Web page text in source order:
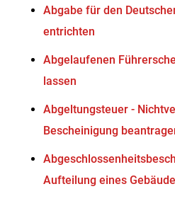
Abgabe für den
entrichten
Abgelaufenen
lassen
Abgeltungsteuer -
Bescheinigung
Aufteilung eines